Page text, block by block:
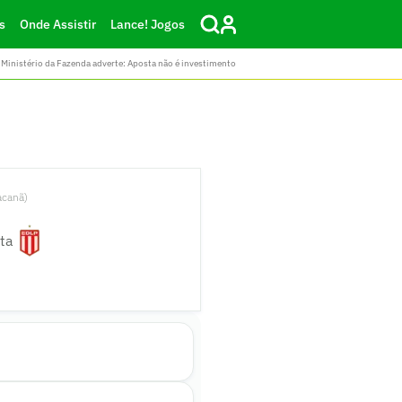
Onde Assistir Lance! Jogos
da Fazenda adverte: Aposta não é investimento